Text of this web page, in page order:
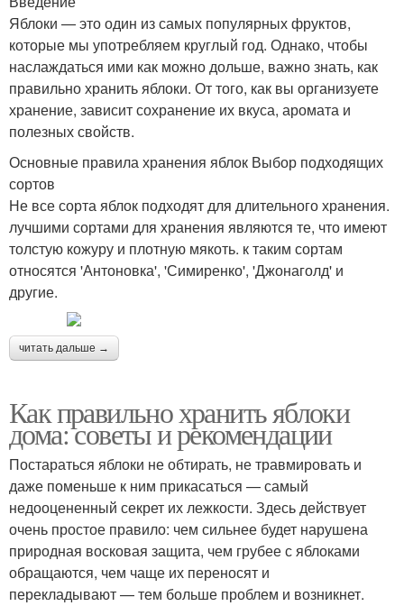
Яблоки — это один из самых популярных фруктов,
которые мы употребляем круглый год. Однако, чтобы
наслаждаться ими как можно дольше, важно знать, как
правильно хранить яблоки. От того, как вы организуете
хранение, зависит сохранение их вкуса, аромата и
полезных свойств.
Основные правила хранения яблок Выбор подходящих
сортов
Не все сорта яблок подходят для длительного хранения.
лучшими сортами для хранения являются те, что имеют
толстую кожуру и плотную мякоть. к таким сортам
относятся 'Антоновка', 'Симиренко', 'Джонаголд' и
другие.
читать дальше →
Как правильно хранить яблоки
дома: советы и рекомендации
Постараться яблоки не обтирать, не травмировать и
даже поменьше к ним прикасаться — самый
недооцененный секрет их лежкости. Здесь действует
очень простое правило: чем сильнее будет нарушена
природная восковая защита, чем грубее с яблоками
обращаются, чем чаще их переносят и
перекладывают — тем больше проблем и возникнет.